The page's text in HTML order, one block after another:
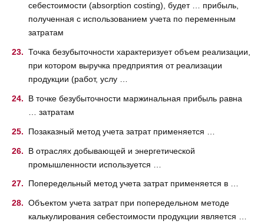
себестоимости (absorption costing), будет … прибыль,
полученная с использованием учета по переменным
затратам
Точка безубыточности характеризует объем реализации,
при котором выручка предприятия от реализации
продукции (работ, услу …
В точке безубыточности маржинальная прибыль равна
… затратам
Позаказный метод учета затрат применяется …
В отраслях добывающей и энергетической
промышленности используется …
Попередельный метод учета затрат применяется в …
Объектом учета затрат при попередельном методе
калькулирования себестоимости продукции является …